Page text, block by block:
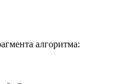
алгоритма: